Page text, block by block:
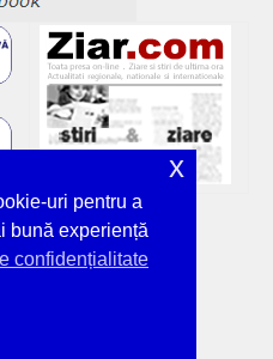
uri pentru a
bună experiență
confidențialitate
x